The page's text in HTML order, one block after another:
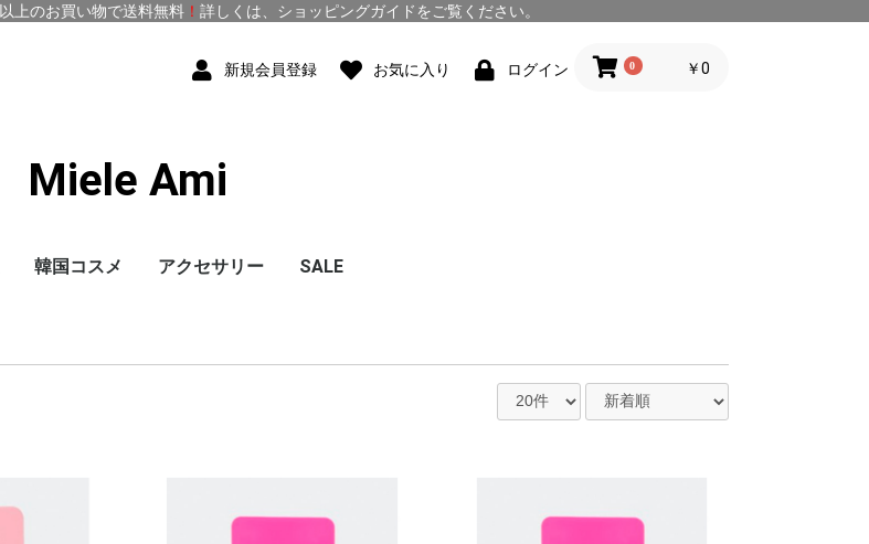
以上のお買い物で送料無料 ！ 詳しくは、 ショッピングガイド をご覧ください。
新規会員登録 お気に入り ログイン 0 ￥0
Miele Ami
韓国コスメ アクセサリー SALE